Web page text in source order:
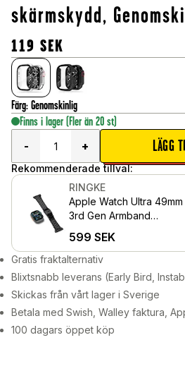
skärmskydd,
119 SEK
Färg: Genomskinlig
Finns i lager (Fler än 20 st)
-
+ LÄGG
Rekommenderade tillval:
RINGKE
Apple Watch Ultra 49mm
3rd Gen Armband
599 SEK
Gratis fraktalternativ
Blixtsnabb leverans (Early Bird,
Skickas från vårt lager i Sverige
Betala med Swish, Walley faktura,
100 dagars öppet köp